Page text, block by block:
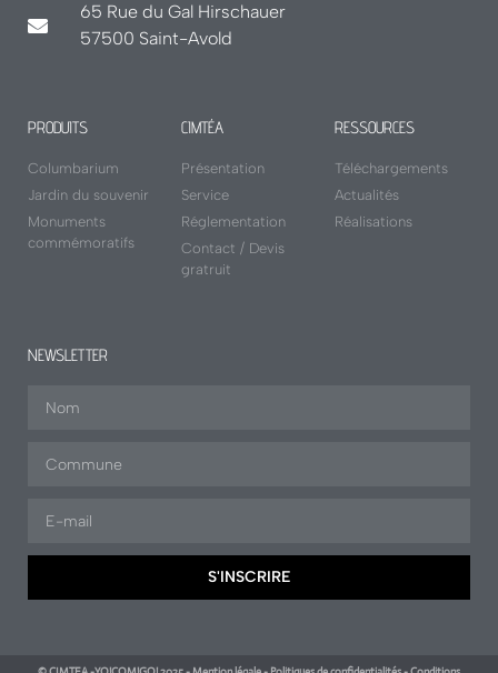
65 Rue du Gal Hirschauer
57500 Saint-Avold
PRODUITS
Columbarium
Jardin du souvenir
Monuments
commémoratifs
CIMTÉA
Présentation
Service
Réglementation
Contact / Devis
gratruit
RESSOURCES
Téléchargements
Actualités
Réalisations
NEWSLETTER
S'INSCRIRE